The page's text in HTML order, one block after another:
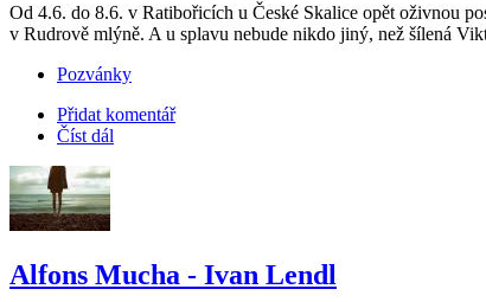
Od 4.6. do 8.6. v Ratibořicích u České Skalice opět oživnou
v Rudrově mlýně. A u splavu nebude nikdo jiný, než šílená
Pozvánky
Přidat komentář
Číst dál
Alfons Mucha - Ivan Lendl